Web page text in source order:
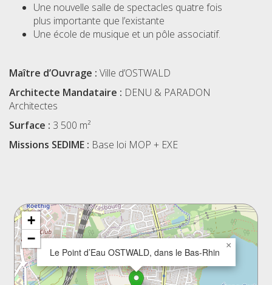
Une nouvelle salle de spectacles quatre fois
plus importante que l’existante
Une école de musique et un pôle associatif.
Maître d’Ouvrage : Ville d’OSTWALD
Architecte Mandataire : DENU & PARADON
Architectes
Surface : 3 500 m²
Missions SEDIME : Base loi MOP + EXE
Le Point d’Eau OSTWALD, dans le Bas-Rhin
×
+
−